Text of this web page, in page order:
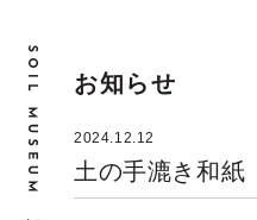
お知らせ
2024.12.12
土の手漉き和紙